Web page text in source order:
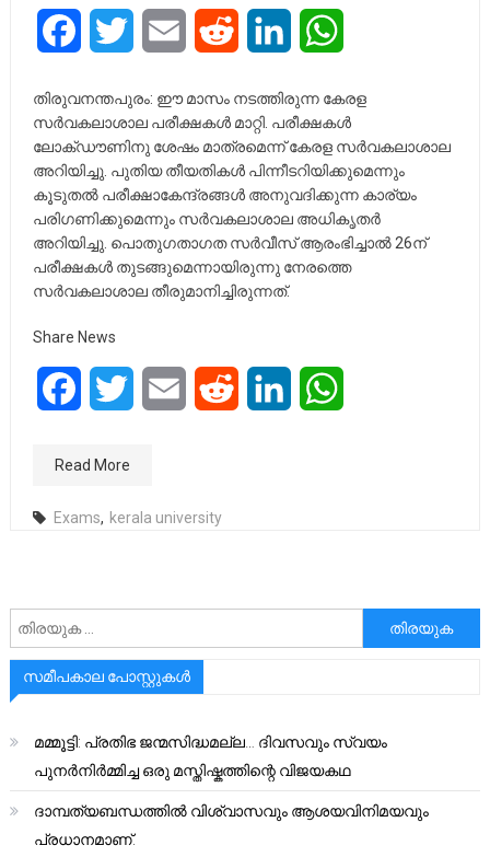
FacebookTwitter Email Reddit LinkedIn
തിരുവനന്തപുരം: ഈ മാസം നടത്തിരുന്ന കേരള
സര്‍വകലാശാല പരീക്ഷകള്‍ മാറ്റി. പരീക്ഷകള്‍
ലോക്ഡൗണിനു ശേഷം മാത്രമെന്ന് കേരള സര്‍വകലാശാല
അറിയിച്ചു. പുതിയ തീയതികള്‍ പിന്നീടറിയിക്കുമെന്നും
കൂടുതല്‍ പരീക്ഷാകേന്ദ്രങ്ങള്‍ അനുവദിക്കുന്ന കാര്യം
പരിഗണിക്കുമെന്നും സര്‍വകലാശാല അധികൃതര്‍
അറിയിച്ചു. പൊതുഗതാഗത സര്‍വീസ് ആരംഭിച്ചാല്‍ 26ന്
പരീക്ഷകള്‍ തുടങ്ങുമെന്നായിരുന്നു നേരത്തെ
സര്‍വകലാശാല തീരുമാനിച്ചിരുന്നത്.
Share News
FacebookTwitter Email Reddit LinkedIn
Read More
Exams, kerala university
അനേഷിക്കുക
സമീപകാല പോസ്റ്റുകൾ
മമ്മൂട്ടി: പ്രതിഭ ജന്മസിദ്ധമല്ല… ദിവസവും സ്വയം
പുനർനിർമ്മിച്ച ഒരു മസ്തിഷ്കത്തിന്റെ വിജയകഥ
ദാമ്പത്യബന്ധത്തിൽ വിശ്വാസവും ആശയവിനിമയവും
പ്രധാനമാണ്.